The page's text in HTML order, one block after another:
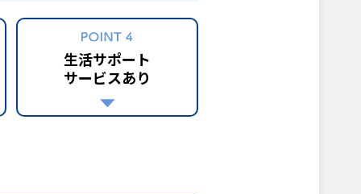
生活サポート
サービスあり